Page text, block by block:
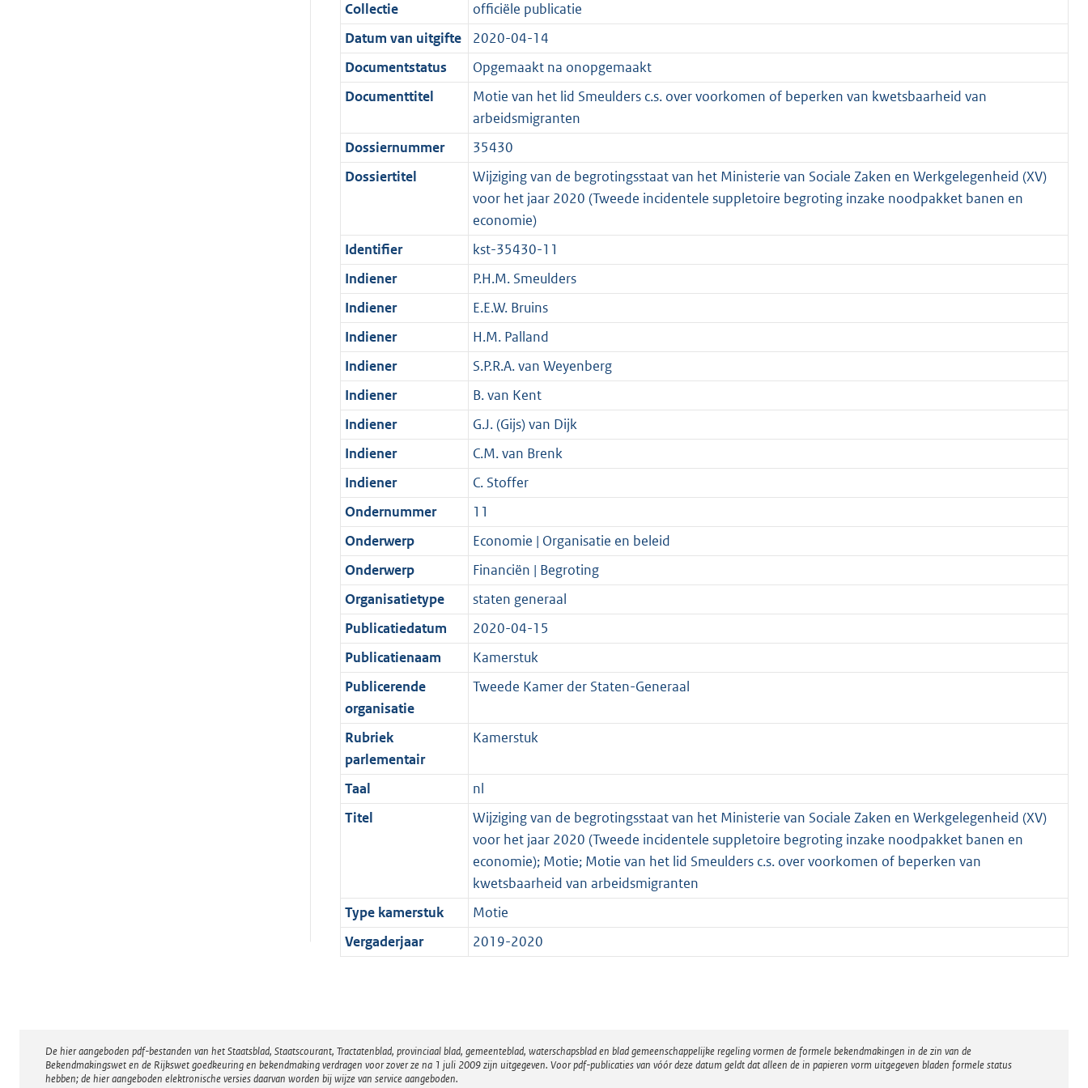
i
e
i
n
o
r
m
t
3
6
K
b
t
i
e
i
f
o
r
a
t
:
7
K
b
a
t
i
e
n
f
o
a
a
t
e
:
2
K
c
a
t
i
i
n
f
m
a
a
t
t
e
:
6
b
d
s
g
r
o
o
t
e
:
3
K
b
n
d
s
g
r
o
t
t
e
:
3
K
b
Collectie
officiële publicatie
Datum van uitgifte
2020-04-14
Documentstatus
Opgemaakt na onopgemaakt
Documenttitel
Motie van het lid Smeulders c.s. over voorkomen of beperken van kwetsbaarheid van
arbeidsmigranten
Dossiernummer
35430
Dossiertitel
Wijziging van de begrotingsstaat van het Ministerie van Sociale Zaken en Werkgelegenheid (XV)
voor het jaar 2020 (Tweede incidentele suppletoire begroting inzake noodpakket banen en
economie)
Identifier
kst-35430-11
Indiener
P.H.M. Smeulders
Indiener
E.E.W. Bruins
Indiener
H.M. Palland
Indiener
S.P.R.A. van Weyenberg
Indiener
B. van Kent
Indiener
G.J. (Gijs) van Dijk
Indiener
C.M. van Brenk
Indiener
C. Stoffer
Ondernummer
11
Onderwerp
Economie | Organisatie en beleid
Onderwerp
Financiën | Begroting
Organisatietype
staten generaal
Publicatiedatum
2020-04-15
Publicatienaam
Kamerstuk
Publicerende
organisatie
Tweede Kamer der Staten-Generaal
Rubriek
parlementair
Kamerstuk
Taal
nl
Titel
Wijziging van de begrotingsstaat van het Ministerie van Sociale Zaken en Werkgelegenheid (XV)
voor het jaar 2020 (Tweede incidentele suppletoire begroting inzake noodpakket banen en
economie); Motie; Motie van het lid Smeulders c.s. over voorkomen of beperken van
kwetsbaarheid van arbeidsmigranten
Type kamerstuk
Motie
Vergaderjaar
2019-2020
Disclaimer
De hier aangeboden pdf-bestanden van het Staatsblad, Staatscourant, Tractatenblad, provinciaal blad, gemeenteblad, waterschapsblad en blad gemeenschappelijke regeling vormen de formele bekendmakingen in de zin van de
Bekendmakingswet en de Rijkswet goedkeuring en bekendmaking verdragen voor zover ze na 1 juli 2009 zijn uitgegeven. Voor pdf-publicaties van vóór deze datum geldt dat alleen de in papieren vorm uitgegeven bladen formele status
hebben; de hier aangeboden elektronische versies daarvan worden bij wijze van service aangeboden.